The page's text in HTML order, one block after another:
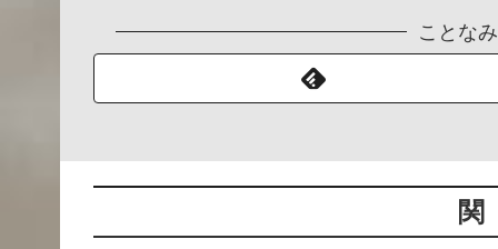
ことな